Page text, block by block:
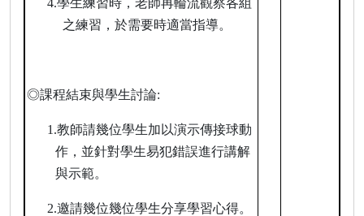
4.學生練習時，老師再輪流觀察各組
之練習，於需要時適當指導。
◎課程結束與學生討論:
1.教師請幾位學生加以演示傳接球動
作，並針對學生易犯錯誤進行講解
與示範。
2.邀請幾位幾位學生分享學習心得。